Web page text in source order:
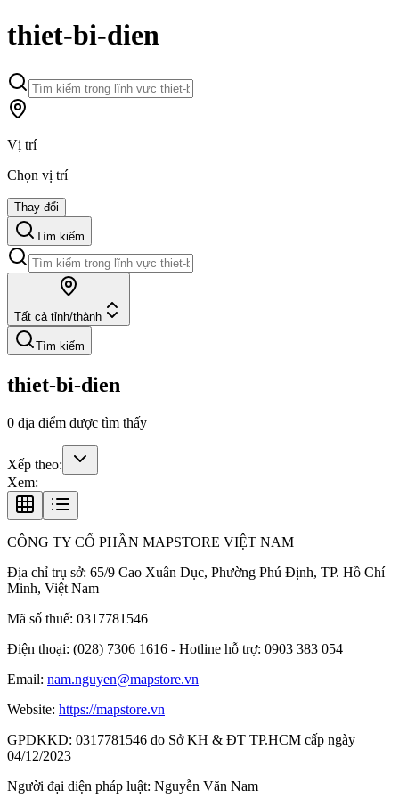
thiet-bi-dien
Vị trí
Chọn vị trí
Thay đổi
Tìm kiếm
Tất cả tỉnh/thành
Tìm kiếm
thiet-bi-dien
0 địa điểm được tìm thấy
Xếp theo:
Xem:
CÔNG TY CỔ PHẦN MAPSTORE VIỆT NAM
Địa chỉ trụ sở: 65/9 Cao Xuân Dục, Phường Phú Định, TP. Hồ Chí
Minh, Việt Nam
Mã số thuế: 0317781546
Điện thoại: (028) 7306 1616 - Hotline hỗ trợ: 0903 383 054
Email: nam.nguyen@mapstore.vn
Website: https://mapstore.vn
GPDKKD: 0317781546 do Sở KH & ĐT TP.HCM cấp ngày
04/12/2023
Người đại diện pháp luật: Nguyễn Văn Nam